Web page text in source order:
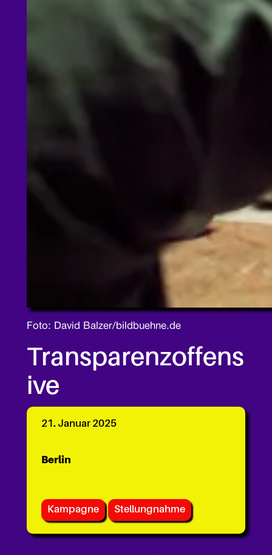
Foto: David Balzer/bildbuehne.de
Transparenzoffens
ive
21. Januar 2025
Berlin
Kampagne Stellungnahme